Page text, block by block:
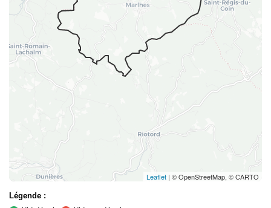
Leaflet | © OpenStreetMap, © CARTO
Légende :